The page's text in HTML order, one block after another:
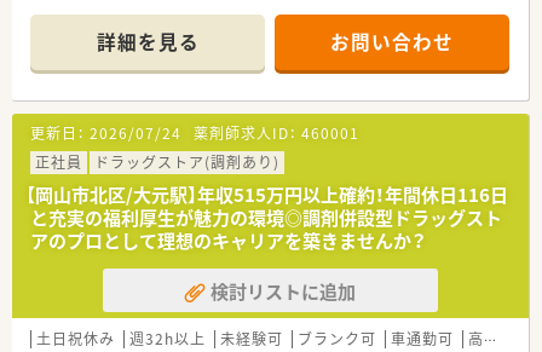
頑張り次第で高給与も可能！
■経験や勤務コースによりますが、経験の少ない方でも500万前
半スタートと業界TOP水準！
■職種や職域に合わせ、豊富な社内研修や外部組織と連携した研
修を用意されています
■薬剤師が中心の会社だからこそ活躍できるキャリアパスが多
種多様に用意されています。
■店舗拡大に伴い、エリアマネジャーや営業部長等のマネジメン
トのポジションも増えます。
■在宅や教育等の専門性を活かせるスペシャリストを目指すこ
とも可能です。
■その他にも、管理部門や商品部門等の本社スタッフなど活動領
域は多種多様です。
■在宅実施店舗は年々増加しており、在宅医療へもしっかりと関
わる事ができます。
詳細を見る お問い合わせ
更新日： 2026/07/24 薬剤師求人ID： 460001
正社員
ドラッグストア(調剤あり)
【岡山市北区/大元駅】年収515万円以上確約！年間休日116日
と充実の福利厚生が魅力の環境◎調剤併設型ドラッグスト
アのプロとして理想のキャリアを築きませんか？
検討リストに追加
土日祝休み 週32h以上 未経験可 ブランク可 車通勤可 高給与(600万円以上)